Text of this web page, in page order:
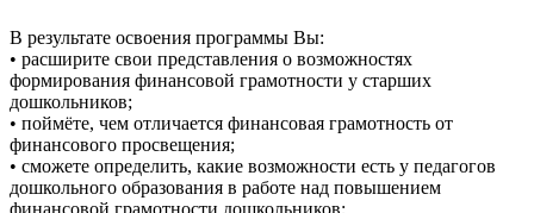
В результате освоения программы Вы:
• расширите свои представления о возможностях
формирования финансовой грамотности у старших
дошкольников;
• поймёте, чем отличается финансовая грамотность от
финансового просвещения;
• сможете определить, какие возможности есть у педагогов
дошкольного образования в работе над повышением